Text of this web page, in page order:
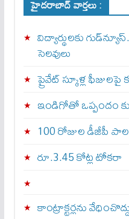
హైదరాబాద్ వార్తలు :
విద్యార్థులకు
సెలవులు
ప్రైవేట్ స్కూళ్ల
ఇండిగోతో ఒప్పందం
100 రోజుల డీజీపీ
రూ.3.45 కోట్ల టోకరా
కాంట్రాక్టర్లను